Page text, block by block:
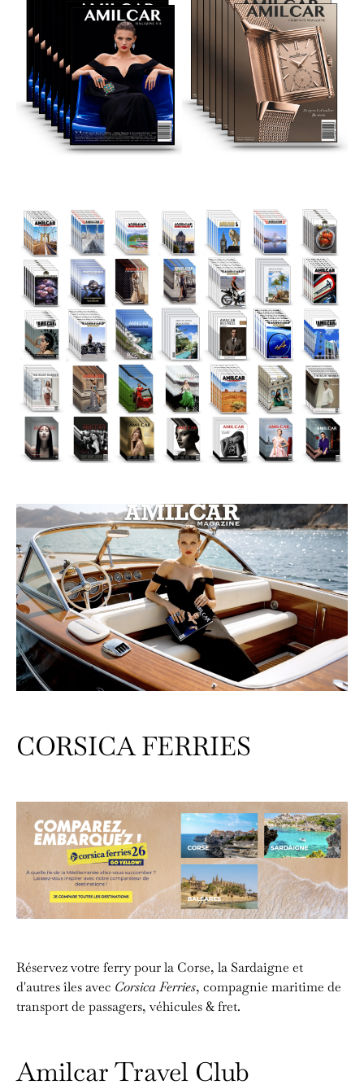
CORSICA FERRIES
Réservez votre ferry pour la Corse, la Sardaigne et
d'autres îles avec Corsica Ferries, compagnie maritime de
transport de passagers, véhicules & fret.
Amilcar Travel Club